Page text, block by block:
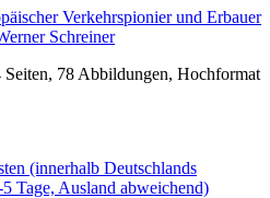
Verkehrspionier und Erbauer
Schreiner
Seiten, 78 Abbildungen, Hochformat
(innerhalb Deutschlands
Tage, Ausland abweichend)